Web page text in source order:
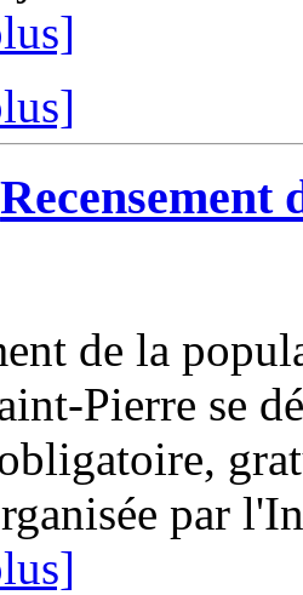
Recensement
de la
Pierre se
par